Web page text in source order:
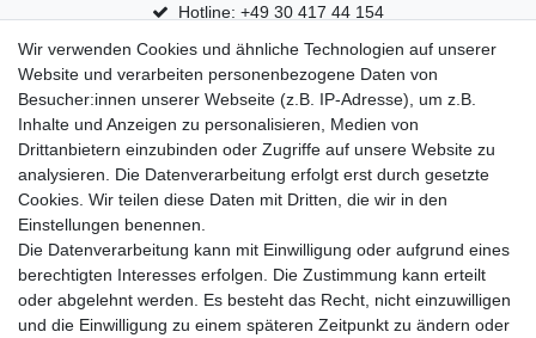
Hotline: +49 30 417 44 154
30 Tage Rückgaberecht
Versandfrei ab 75 € in Deutschland
Top Marken
Eduplay
Folia Bringmann
Shop
Mein Konto
Wir verwenden Cookies und ähnliche Technologien auf unserer
Website und verarbeiten personenbezogene Daten von
Besucher:innen unserer Webseite (z.B. IP-Adresse), um z.B.
Inhalte und Anzeigen zu personalisieren, Medien von
Drittanbietern einzubinden oder Zugriffe auf unsere Website zu
analysieren. Die Datenverarbeitung erfolgt erst durch gesetzte
Cookies. Wir teilen diese Daten mit Dritten, die wir in den
Einstellungen benennen.
Die Datenverarbeitung kann mit Einwilligung oder aufgrund eines
berechtigten Interesses erfolgen. Die Zustimmung kann erteilt
oder abgelehnt werden. Es besteht das Recht, nicht einzuwilligen
und die Einwilligung zu einem späteren Zeitpunkt zu ändern oder